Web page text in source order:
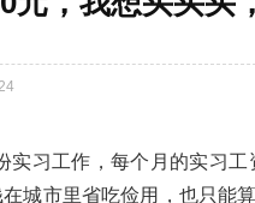
实习工作，每个月的实习
城市里省吃俭用，也只能